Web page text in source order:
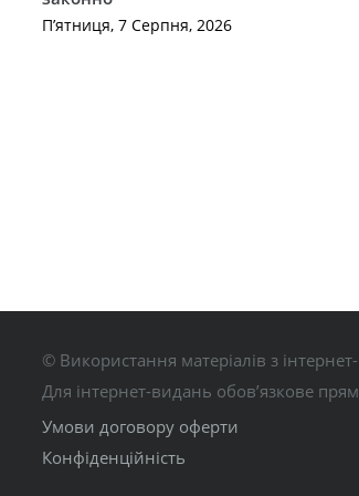
П’ятниця, 7 Серпня, 2026
© Використання матеріалів з
Для інтернет-видань обов’язкове
Умови договору оферти
Конфіденційність